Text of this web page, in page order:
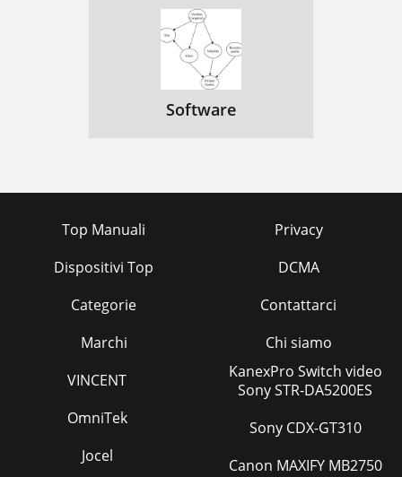
Software
Top Manuali
Dispositivi Top
Categorie
Marchi
Privacy
DCMA
Contattarci
Chi siamo
VINCENT
OmniTek
Jocel
KanexPro Switch video
Sony STR-DA5200ES
Sony CDX-GT310
Canon MAXIFY MB2750